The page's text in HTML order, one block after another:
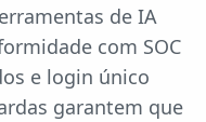
de IA
com SOC
e login único
garantem que